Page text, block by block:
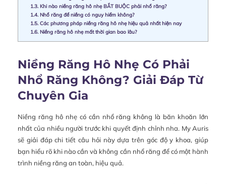
1.3. Khi nào niềng răng hô nhẹ BẮT BUỘC phải nhổ răng?
1.4. Nhổ răng để niềng có nguy hiểm không?
1.5. Các phương pháp niềng răng hô nhẹ hiệu quả nhất hiện nay
1.6. Niềng răng hô nhẹ mất thời gian bao lâu?
Niềng Răng Hô Nhẹ Có Phải
Nhổ Răng Không? Giải Đáp Từ
Chuyên Gia
Niềng răng hô nhẹ có cần nhổ răng không là băn khoăn lớn
nhất của nhiều người trước khi quyết định chỉnh nha. My Auris
sẽ giải đáp chi tiết câu hỏi này dựa trên góc độ y khoa, giúp
bạn hiểu rõ khi nào cần và không cần nhổ răng để có một hành
trình niềng răng an toàn, hiệu quả.